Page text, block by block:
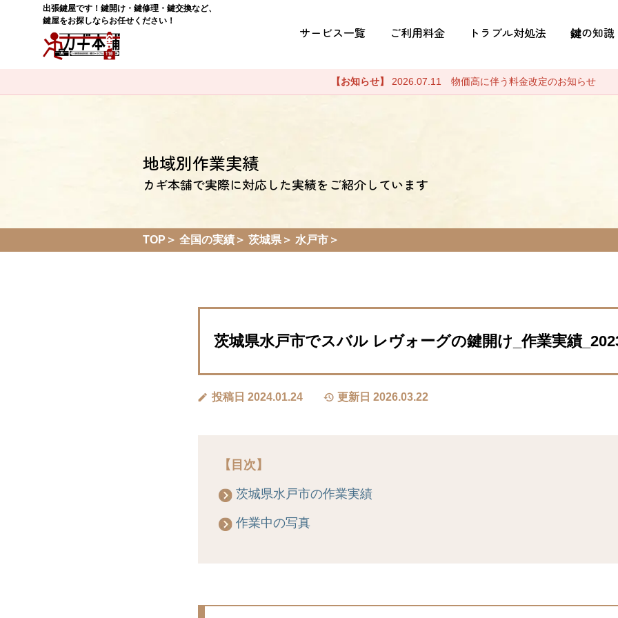
出張鍵屋です！鍵開け・鍵修理・鍵交換など、
鍵屋をお探しならお任せください！
サービス一覧 ご利用料金 トラブル対処法 鍵の知識
【お知らせ】 2026.07.11 物価高に伴う料金改定のお知らせ
地域別作業実績
カギ本舗で実際に対応した実績をご紹介しています
TOP 全国の実績 茨城県 水戸市
茨城県水戸市でスバル レヴォーグの鍵開け_作業実績
投稿日 2024.01.24 更新日 2026.03.22
【目次】
茨城県水戸市の作業実績
作業中の写真